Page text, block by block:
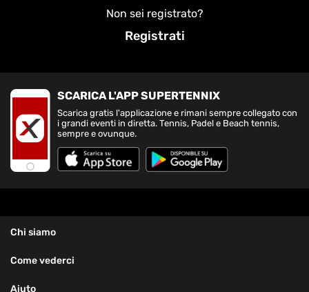
Non sei registrato?
Registrati
SCARICA L'APP SUPERTENNIX
Scarica gratis l'applicazione e rimani sempre collegato con
i grandi eventi in diretta. Tennis, Padel e Beach tennis,
sempre e ovunque.
Chi siamo
Come vederci
Aiuto